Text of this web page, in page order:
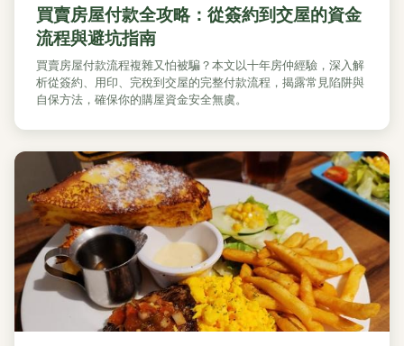
買賣房屋付款全攻略：從簽約到交屋的資金
流程與避坑指南
買賣房屋付款流程複雜又怕被騙？本文以十年房仲經驗，深入解
析從簽約、用印、完稅到交屋的完整付款流程，揭露常見陷阱與
自保方法，確保你的購屋資金安全無虞。